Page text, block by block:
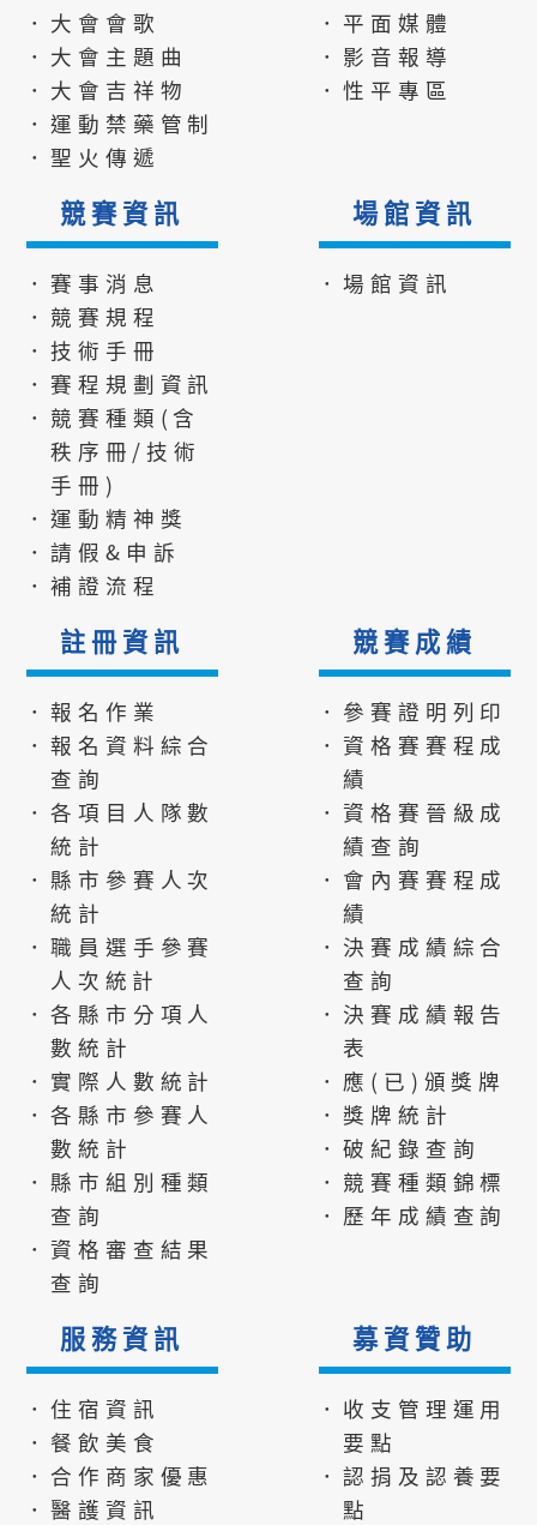
．大會會歌
．大會主題曲
．大會吉祥物
．運動禁藥管制
．聖火傳遞
．平面媒體
．影音報導
．性平專區
競賽資訊
．賽事消息
．競賽規程
．技術手冊
．賽程規劃資訊
．競賽種類(含
秩序冊/技術
手冊)
．運動精神獎
．請假&申訴
．補證流程
場館資訊
．場館資訊
註冊資訊
．報名作業
．報名資料綜合
查詢
．各項目人隊數
統計
．縣市參賽人次
統計
．職員選手參賽
人次統計
．各縣市分項人
數統計
．實際人數統計
．各縣市參賽人
數統計
．縣市組別種類
查詢
．資格審查結果
查詢
競賽成績
．參賽證明列印
．資格賽賽程成
績
．資格賽晉級成
績查詢
．會內賽賽程成
績
．決賽成績綜合
查詢
．決賽成績報告
表
．應(已)頒獎牌
．獎牌統計
．破紀錄查詢
．競賽種類錦標
．歷年成績查詢
服務資訊
．住宿資訊
．餐飲美食
．合作商家優惠
．醫護資訊
募資贊助
．收支管理運用
要點
．認捐及認養要
點